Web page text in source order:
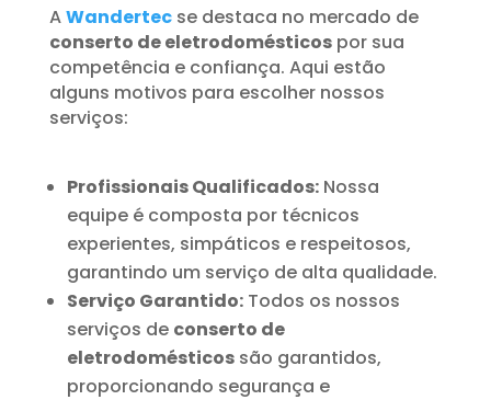
AWandertecse destaca no mercado de
conserto de eletrodomésticospor sua
competência e confiança. Aqui estão
alguns motivos para escolher nossos
serviços:
Profissionais Qualificados:Nossa
equipe é composta por técnicos
experientes, simpáticos e respeitosos,
garantindo um serviço de alta qualidade.
Serviço Garantido:Todos os nossos
serviços de conserto de
eletrodomésticossão garantidos,
proporcionando segurança e